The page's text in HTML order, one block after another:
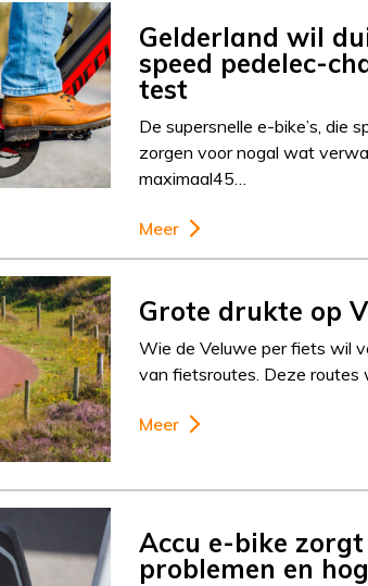
Gelderland wil
speed pedelec-
test
De supersnelle e-bike’s, die
zorgen voor nogal wat
maximaal45…
Meer
Grote drukte op
Wie de Veluwe per fiets wil
van fietsroutes. Deze routes
Meer
Accu e-bike
problemen en